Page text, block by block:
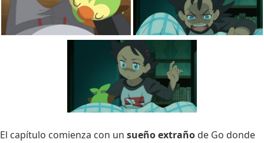
El capítulo comienza con un sueño extraño de Go donde